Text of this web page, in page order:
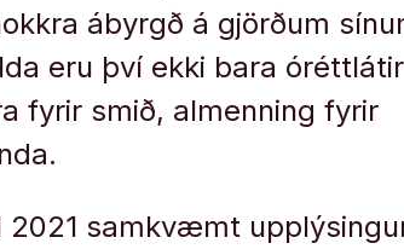
ábyrgð á gjörðum
eru því ekki bara óréttlátir
fyrir smið, almenning fyrir
2021 samkvæmt